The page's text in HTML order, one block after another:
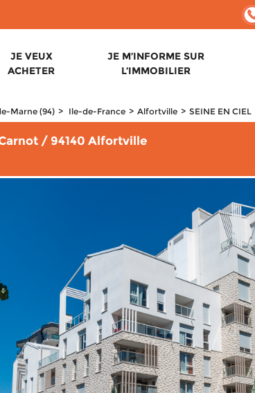
JE VEUX
ACHETER
JE M’INFORME SUR
L’IMMOBILIER
Marne (94) Ile-de-France Alfortville SEINE EN CIEL
/ 94140 Alfortville